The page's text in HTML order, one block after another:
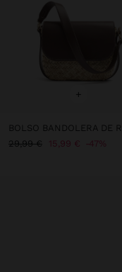
+
29,99 €
15,99 € 47%